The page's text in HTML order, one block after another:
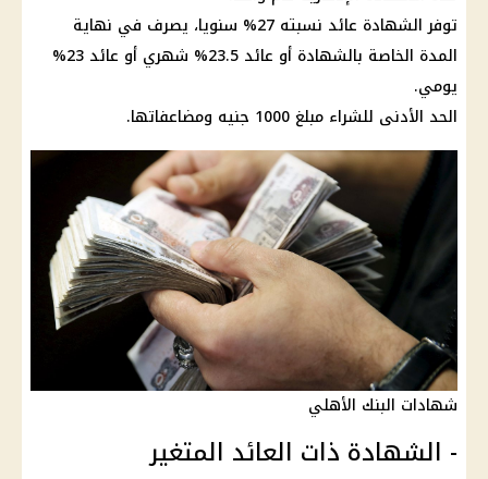
توفرالشهادة عائد
نسبته 27% سنويا، يصرف في نهاية
المدة الخاصة بالشهادة أو عائد 23.5% شهري أو عائد
23%
يومي.
الحد الأدنى للشراء مبلغ 1000 جنيه ومضاعفاتها.
شهادات البنك الأهلي
- الشهادة ذات العائد المتغير